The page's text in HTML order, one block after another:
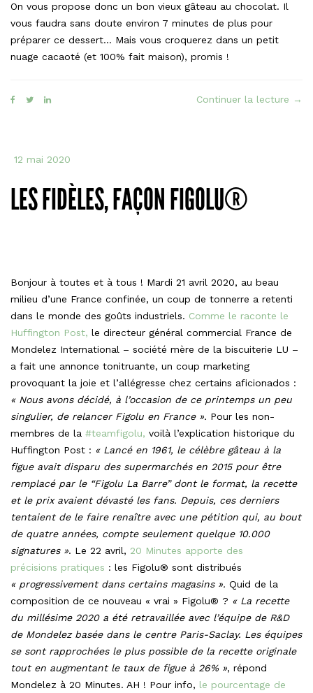
On vous propose donc un bon vieux gâteau au chocolat. Il
vous faudra sans doute environ 7 minutes de plus pour
préparer ce dessert… Mais vous croquerez dans un petit
nuage cacaoté (et 100% fait maison), promis !
Continuer la lecture « Le
→
12 mai 2020
LES FIDÈLES, FAÇON FIGOLU®
Bonjour à toutes et à tous ! Mardi 21 avril 2020, au beau
milieu d’une France confinée, un coup de tonnerre a retenti
dans le monde des goûts industriels. Comme le raconte le
Huffington Post, le directeur général commercial France de
Mondelez International – société mère de la biscuiterie LU –
a fait une annonce tonitruante, un coup marketing
provoquant la joie et l’allégresse chez certains aficionados :
« Nous avons décidé, à l’occasion de ce printemps un peu
singulier, de relancer Figolu en France ». Pour les non-
membres de la #teamfigolu, voilà l’explication historique du
Huffington Post : « Lancé en 1961, le célèbre gâteau à la
figue avait disparu des supermarchés en 2015 pour être
remplacé par le “Figolu La Barre” dont le format, la recette
et le prix avaient dévasté les fans. Depuis, ces derniers
tentaient de le faire renaître avec une pétition qui, au bout
de quatre années, compte seulement quelque 10.000
signatures ». Le 22 avril, 20 Minutes apporte des
précisions pratiques : les Figolu® sont distribués
« progressivement dans certains magasins ». Quid de la
composition de ce nouveau « vrai » Figolu® ? « La recette
du millésime 2020 a été retravaillée avec l’équipe de R&D
de Mondelez basée dans le centre Paris-Saclay. Les équipes
se sont rapprochées le plus possible de la recette originale
tout en augmentant le taux de figue à 26% », répond
Mondelez à 20 Minutes. AH ! Pour info, le pourcentage de